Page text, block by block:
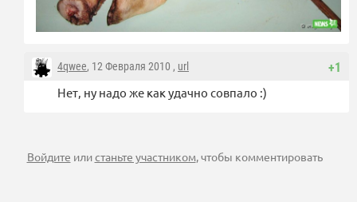
+1
4qwee, 12 Февраля 2010 , url
Нет, ну надо же как удачно совпало :)
Войдите илистаньте участником, чтобы комментировать